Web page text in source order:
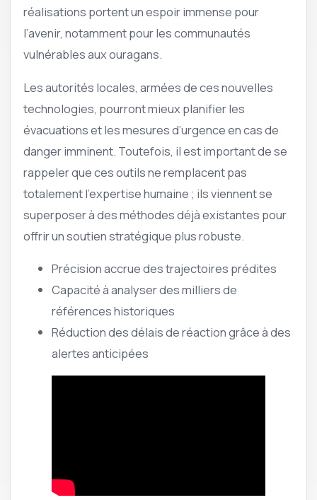
réalisations portent un espoir immense pour
l’avenir, notamment pour les communautés
vulnérables aux ouragans.
Les autorités locales, armées de ces nouvelles
technologies, pourront mieux planifier les
évacuations et les mesures d’urgence en cas de
danger imminent. Toutefois, il est important de se
rappeler que ces outils ne remplacent pas
totalement l’expertise humaine ; ils viennent se
superposer à des méthodes déjà existantes pour
offrir un soutien stratégique plus robuste.
Précision accrue des trajectoires prédites
Capacité à analyser des milliers de
références historiques
Réduction des délais de réaction grâce à des
alertes anticipées